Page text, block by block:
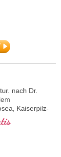
nach Dr.
Kaiserpilz-
normale
E die
schützt.Die
sind